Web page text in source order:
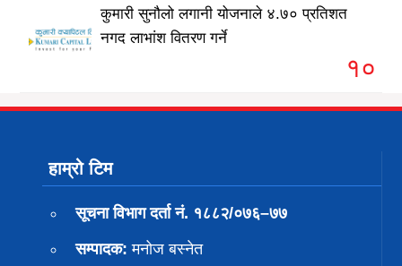
कुमारी सुनौलो लगानी योजनाले ४.७० प्रतिशत
नगद लाभांश वितरण गर्ने
१०
हाम्रो टिम
सूचना विभाग दर्ता नं. १८८२/०७६–७७
सम्पादक: मनोज बस्नेत